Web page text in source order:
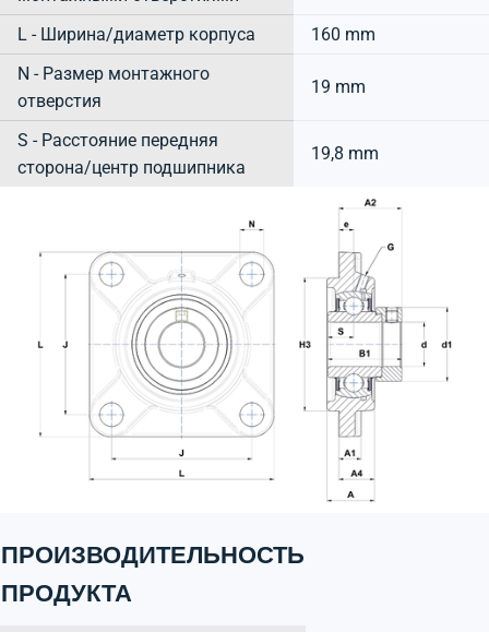
L - Ширина/диаметр корпуса
160 mm
N - Размер монтажного
отверстия
19 mm
S - Расстояние передняя
сторона/центр подшипника
19,8 mm
ПРОИЗВОДИТЕЛЬНОСТЬ
ПРОДУКТА